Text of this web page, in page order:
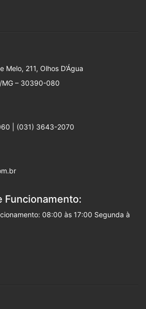
Melo, 211, Olhos D’Água
MG – 30390-080
| (031) 3643-2070
Funcionamento:
08:00 às 17:00 Segunda à